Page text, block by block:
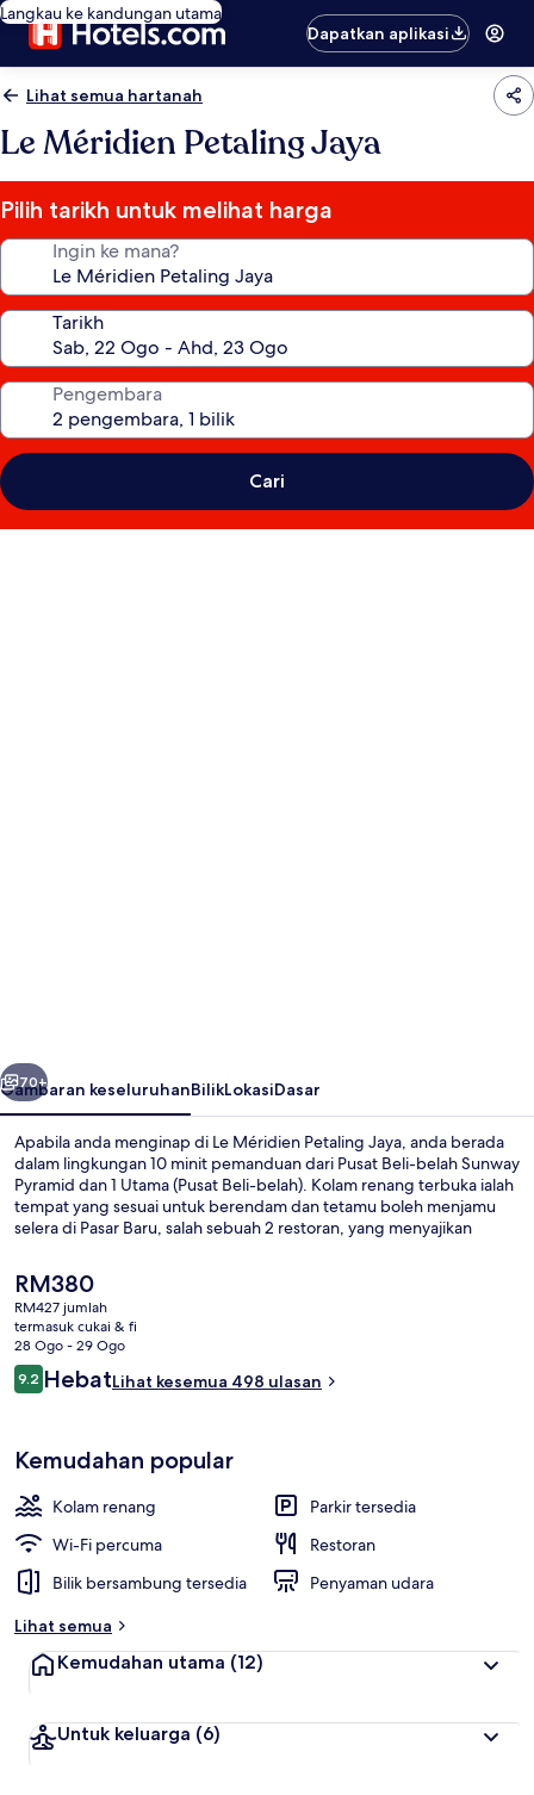
Langkau ke kandungan utama
Dapatkan aplikasi
Lihat semua hartanah
Le Méridien Petaling Jaya
Pilih tarikh untuk melihat harga
Ingin ke mana?
Tarikh
Pengembara
Cari
Seterusnya
70+
Gambaran keseluruhanBilikLokasiDasar
Apabila anda menginap di Le Méridien Petaling Jaya, anda berada
dalam lingkungan 10 minit pemanduan dari Pusat Beli-belah Sunway
Pyramid dan 1 Utama (Pusat Beli-belah). Kolam renang terbuka ialah
tempat yang sesuai untuk berendam dan tetamu boleh menjamu
selera di Pasar Baru, salah sebuah 2 restoran, yang menyajikan
makan tengah hari dan makan malam. Bar tepi kolam, pusat
kecergasan, dan kolam kanak-kanak sorotan lain di hotel mewah ini.
Pengembara lain menyukai kakitangan.
Harga
semasa
ialah
RM380
RM380
RM427 jumlah
termasuk cukai & fi
28 Ogo - 29 Ogo
Ulasan
9.29.2 daripada 10
HebatLihat kesemua 498 ulasan
Kemudahan popular
Kolam renang
Parkir tersedia
Wi-Fi percuma
Restoran
Bilik bersambung tersedia
Penyaman udara
Lihat semua
Kemudahan utama (12)
Untuk keluarga (6)